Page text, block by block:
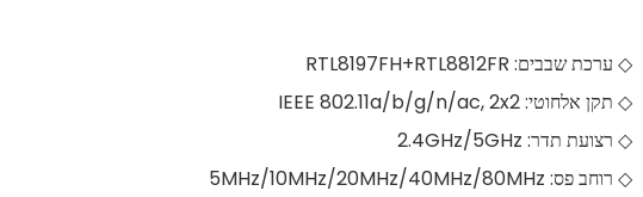
◇ ערכת שבבים: RTL8197FH+RTL8812FR
◇ תקן אלחוטי: IEEE 802.11a/b/g/n/ac, 2x2
◇ רצועת תדר: 2.4GHz/5GHz
◇ רוחב פס: 5MHz/10MHz/20MHz/40MHz/80MHz